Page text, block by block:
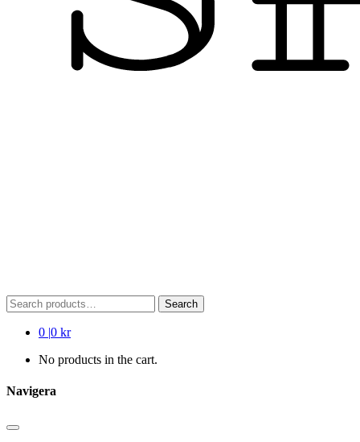
Search
for:
Search
0 |0 kr
No products in the cart.
Navigera